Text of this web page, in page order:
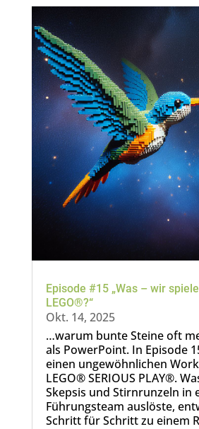
Episode #15 „Was – wir
LEGO®?“
Okt. 14, 2025
…warum bunte Steine oft
als PowerPoint. In Episode
einen ungewöhnlichen
LEGO® SERIOUS PLAY®.
Skepsis und Stirnrunzeln in
Führungsteam auslöste,
Schritt für Schritt zu einem